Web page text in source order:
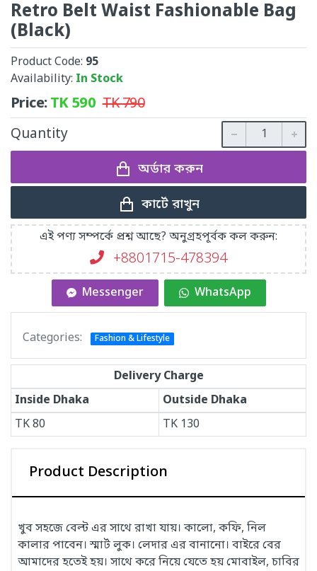
Retro Belt Waist Fashionable Bag
(Black)
Product Code: 95
Availability: In Stock
Price:TK590 TK790
Quantity
অর্ডার করুন
কার্টে রাখুন
এই পণ্য সম্পর্কে প্রশ্ন আছে? অনুগ্রহপূর্বক কল করুন:
+8801715-478394
Messenger WhatsApp
Categories: Fashion & Lifestyle
Delivery Charge
Inside Dhaka
Outside Dhaka
TK80 TK 130
Product Description
খুব সহজে বেল্ট এর সাথে রাখা যায়। কালো, কফি, নিল
কালার পাবেন। স্মার্ট লুক। লেদার এর বানানো। বাইরে বের
আমাদের হতেই হয়। সাথে করে নিয়ে যেতে হয় মোবাইল, চাবির